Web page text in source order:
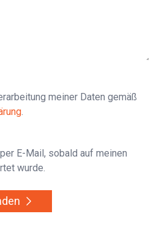
meiner Daten gemäß
.
E-Mail, sobald auf meinen
wurde.